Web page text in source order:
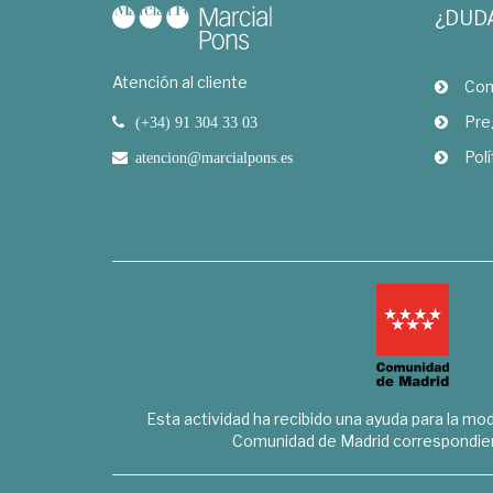
Atención al cliente
(+34) 91 304 33 03
atencion@marcialpons.es
Esta actividad ha recibido una ayuda para la
Comunidad de Madrid